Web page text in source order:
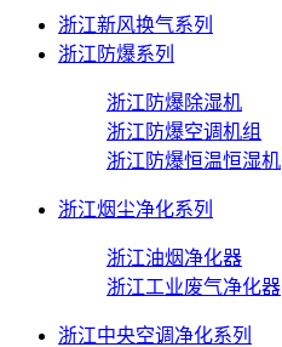
浙江新风换气系列
浙江防爆系列
浙江防爆除湿机
浙江防爆空调机组
浙江防爆恒温恒湿机
浙江烟尘净化系列
浙江油烟净化器
浙江工业废气净化器
浙江中央空调净化系列